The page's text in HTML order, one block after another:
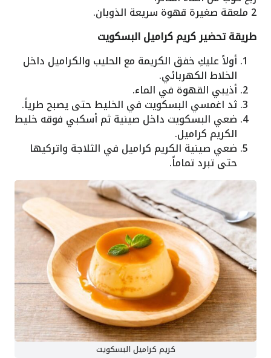
2 ملعقة صغيرة قهوة سريعة الذوبان.
طريقة تحضير كريم كراميل البسكويت
أولاً عليكِ خفق الكريمة مع الحليب والكراميل داخل
الخلاط الكهربائي.
أذيبي القهوة في الماء.
ثد اغمسي البسكويت في الخليط حتى يصبح طرياً.
ضعي البسكويت داخل صينية ثم أسكبي فوقه خليط
الكريم كراميل.
ضعي صينية الكريم كراميل في الثلاجة واتركيها
حتى تبرد تماماً.
كريم كراميل البسكويت